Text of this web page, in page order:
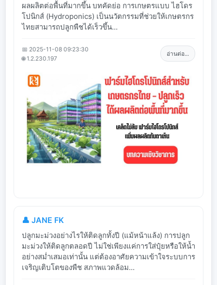
ผลผลิตต่อพื้นที่มากขึ้น บทคัดย่อ การเกษตรแบบ ไฮโดร
โปนิกส์ (Hydroponics) เป็นนวัตกรรมที่ช่วยให้เกษตรกร
ไทยสามารถปลูกพืชได้เร็วขึ้น...
📅 2025-11-08 09:23:30
🌐 1.2.230.197
อ่านต่อ...
👤 JANE FK
ปลูกมะม่วงอย่างไรให้ติดลูกทั้งปี (แม้หน้าแล้ง) การปลูก
มะม่วงให้ติดลูกตลอดปี ไม่ใช่เพียงแค่การใส่ปุ๋ยหรือให้น้ำ
อย่างสม่ำเสมอเท่านั้น แต่ต้องอาศัยความเข้าใจระบบการ
เจริญเติบโตของพืช สภาพแวดล้อม...